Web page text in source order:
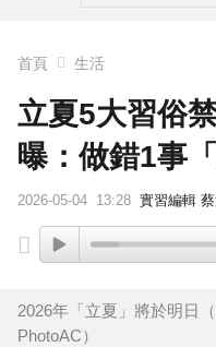
首頁 生活
立夏5大習俗
曝：做錯1事
2026-05-04 13:28 實習編輯
2026年「立夏」將於明日
PhotoAC）